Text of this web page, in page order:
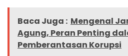
Baca Juga : Mengenal
Agung, Peran Penting
Pemberantasan Korupsi